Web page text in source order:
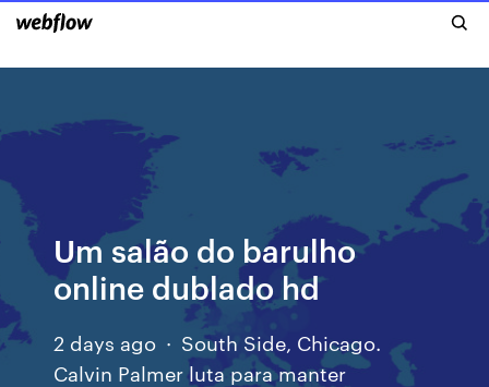
Um salão do barulho
online dublado hd
2 days ago · South Side, Chicago.
Calvin Palmer luta para manter